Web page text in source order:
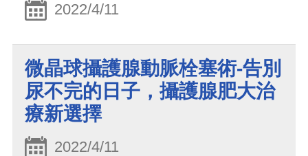
2022/4/11
微晶球攝護腺動脈栓塞術-告別
尿不完的日子，攝護腺肥大治
療新選擇
2022/4/11